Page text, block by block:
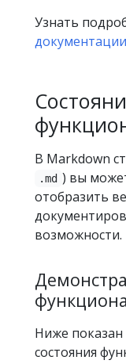
Узнать
В Markdown
.md ) вы
отобразить
возможности.
Ниже
состояния